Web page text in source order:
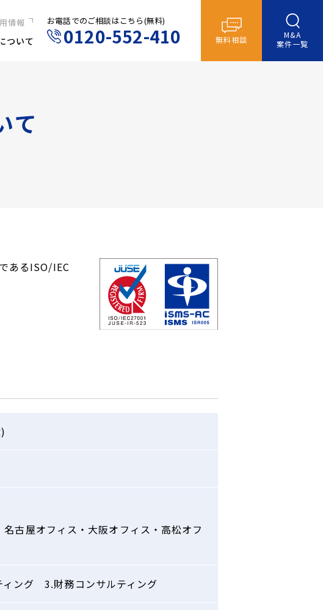
情報
採用
リア採用
ついて
お電話でのご相談はこちら(無料)
0120-552-410 無料相談
M&A
案件一覧
て
あるISO/IEC
古屋オフィス・大阪オフィス・高松オフ
ング 3.財務コンサルティング